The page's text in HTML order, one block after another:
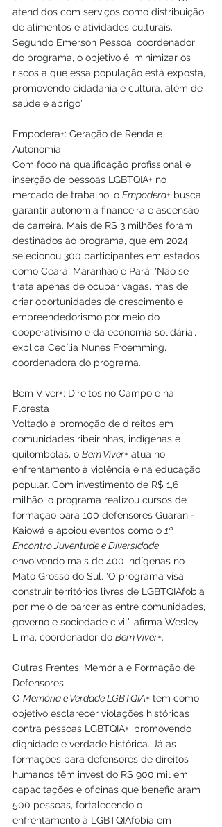
atendidos com serviços como distribuição
de alimentos e atividades culturais.
Segundo Emerson Pessoa, coordenador
do programa, o objetivo é 'minimizar os
riscos a que essa população está exposta,
promovendo cidadania e cultura, além de
saúde e abrigo'.
Empodera+: Geração de Renda e
Autonomia
Com foco na qualificação profissional e
inserção de pessoas LGBTQIA+ no
mercado de trabalho, o Empodera+ busca
garantir autonomia financeira e ascensão
de carreira. Mais de R$ 3 milhões foram
destinados ao programa, que em 2024
selecionou 300 participantes em estados
como Ceará, Maranhão e Pará. 'Não se
trata apenas de ocupar vagas, mas de
criar oportunidades de crescimento e
empreendedorismo por meio do
cooperativismo e da economia solidária',
explica Cecília Nunes Froemming,
coordenadora do programa.
Bem Viver+: Direitos no Campo e na
Floresta
Voltado à promoção de direitos em
comunidades ribeirinhas, indígenas e
quilombolas, o Bem Viver+ atua no
enfrentamento à violência e na educação
popular. Com investimento de R$ 1,6
milhão, o programa realizou cursos de
formação para 100 defensores Guarani-
Kaiowá e apoiou eventos como o 1º
Encontro Juventude e Diversidade,
envolvendo mais de 400 indígenas no
Mato Grosso do Sul. 'O programa visa
construir territórios livres de LGBTQIAfobia
por meio de parcerias entre comunidades,
governo e sociedade civil', afirma Wesley
Lima, coordenador do Bem Viver+.
Outras Frentes: Memória e Formação de
Defensores
O Memória e Verdade LGBTQIA+ tem como
objetivo esclarecer violações históricas
contra pessoas LGBTQIA+, promovendo
dignidade e verdade histórica. Já as
formações para defensores de direitos
humanos têm investido R$ 900 mil em
capacitações e oficinas que beneficiaram
500 pessoas, fortalecendo o
enfrentamento à LGBTQIAfobia em